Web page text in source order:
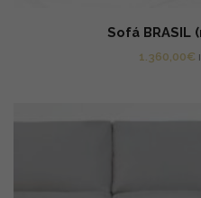
Sofá BRASIL
1.360,00€